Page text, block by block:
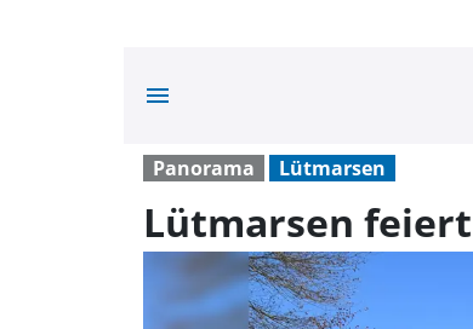
menu
Panorama Lütmarsen
Lütmarsen